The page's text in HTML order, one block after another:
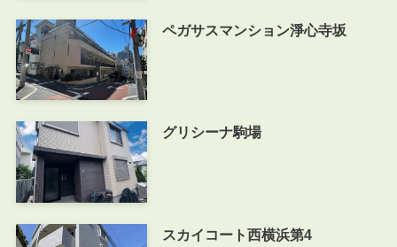
ペガサスマンション淨心寺坂
グリシーナ駒場
スカイコート西横浜第4